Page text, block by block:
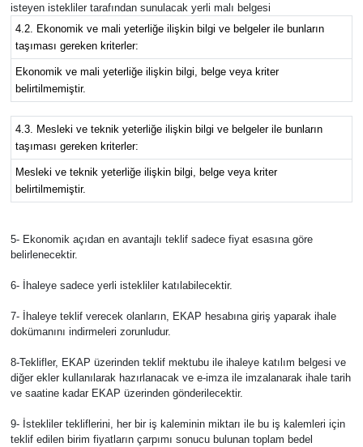
isteyen istekliler tarafından sunulacak yerli malı belgesi
4.2. Ekonomik ve mali yeterliğe ilişkin bilgi ve belgeler ile bunların
taşıması gereken kriterler:
Ekonomik ve mali yeterliğe ilişkin bilgi, belge veya kriter
belirtilmemiştir.
4.3. Mesleki ve teknik yeterliğe ilişkin bilgi ve belgeler ile bunların
taşıması gereken kriterler:
Mesleki ve teknik yeterliğe ilişkin bilgi, belge veya kriter
belirtilmemiştir.
5- Ekonomik açıdan en avantajlı teklif sadece fiyat esasına göre
belirlenecektir.
6- İhaleye sadece yerli istekliler katılabilecektir.
7- İhaleye teklif verecek olanların, EKAP hesabına giriş yaparak ihale
dokümanını indirmeleri zorunludur.
8-Teklifler, EKAP üzerinden teklif mektubu ile ihaleye katılım belgesi ve
diğer ekler kullanılarak hazırlanacak ve e-imza ile imzalanarak ihale tarih
ve saatine kadar EKAP üzerinden gönderilecektir.
9- İstekliler tekliflerini, her bir iş kaleminin miktarı ile bu iş kalemleri için
teklif edilen birim fiyatların çarpımı sonucu bulunan toplam bedel